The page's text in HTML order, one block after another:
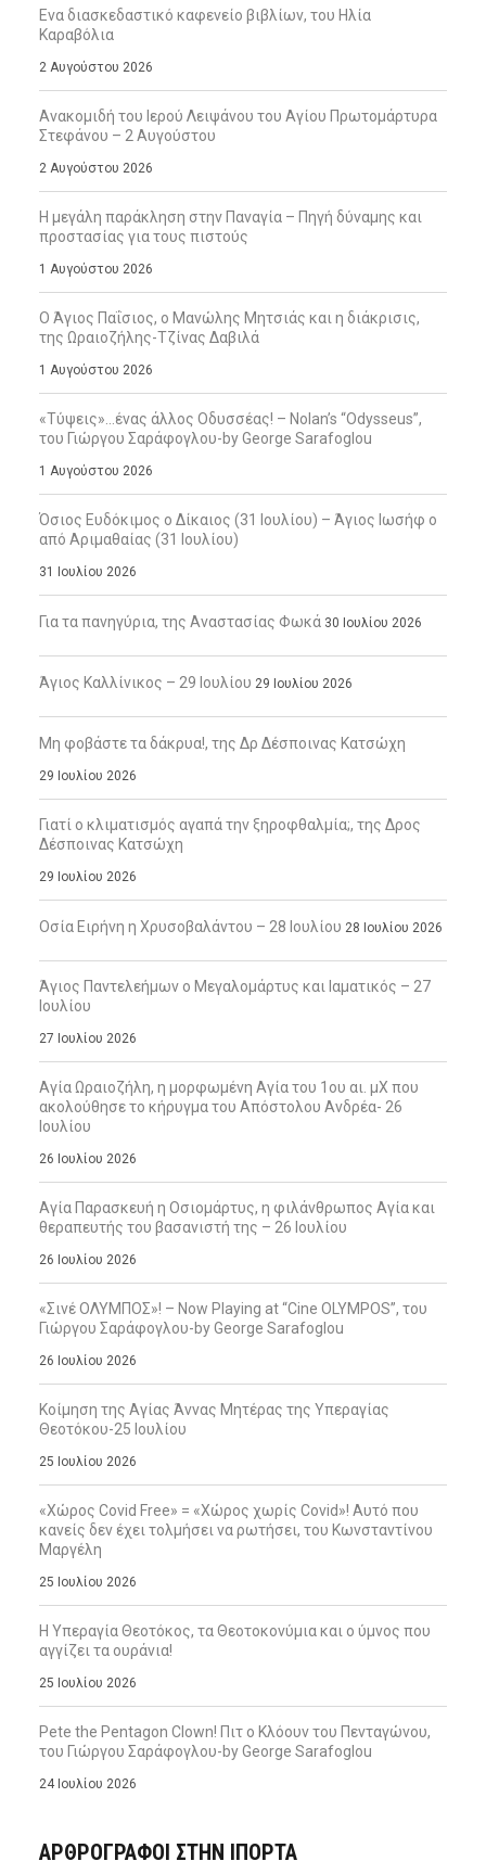
Ενα διασκεδαστικό καφενείο βιβλίων, του Ηλία
Καραβόλια
2 Αυγούστου 2026
Ανακομιδή του Ιερού Λειψάνου του Αγίου Πρωτομάρτυρα
Στεφάνου – 2 Αυγούστου
2 Αυγούστου 2026
Η μεγάλη παράκληση στην Παναγία – Πηγή δύναμης και
προστασίας για τους πιστούς
1 Αυγούστου 2026
Ο Άγιος Παΐσιος, ο Μανώλης Μητσιάς και η διάκρισις,
της Ωραιοζήλης-Τζίνας Δαβιλά
1 Αυγούστου 2026
«Τύψεις»…ένας άλλος Οδυσσέας! – Nolan’s “Odysseus”,
του Γιώργου Σαράφογλου-by George Sarafoglou
1 Αυγούστου 2026
Όσιος Ευδόκιμος ο Δίκαιος (31 Ιουλίου) – Άγιος Ιωσήφ ο
από Αριμαθαίας (31 Ιουλίου)
31 Ιουλίου 2026
Για τα πανηγύρια, της Αναστασίας Φωκά 30 Ιουλίου 2026
Άγιος Καλλίνικος – 29 Ιουλίου 29 Ιουλίου 2026
Μη φοβάστε τα δάκρυα!, της Δρ Δέσποινας Κατσώχη
29 Ιουλίου 2026
Γιατί ο κλιματισμός αγαπά την ξηροφθαλμία;, της Δρος
Δέσποινας Κατσώχη
29 Ιουλίου 2026
Οσία Ειρήνη η Χρυσοβαλάντου – 28 Ιουλίου 28 Ιουλίου 2026
Άγιος Παντελεήμων ο Μεγαλομάρτυς και Ιαματικός – 27
Ιουλίου
27 Ιουλίου 2026
Αγία Ωραιοζήλη, η μορφωμένη Αγία του 1ου αι. μΧ που
ακολούθησε το κήρυγμα του Απόστολου Ανδρέα- 26
Ιουλίου
26 Ιουλίου 2026
Αγία Παρασκευή η Οσιομάρτυς, η φιλάνθρωπος Αγία και
θεραπευτής του βασανιστή της – 26 Ιουλίου
26 Ιουλίου 2026
«Σινέ ΟΛΥΜΠΟΣ»! – Now Playing at “Cine OLYMPOS”, του
Γιώργου Σαράφογλου-by George Sarafoglou
26 Ιουλίου 2026
Κοίμηση της Αγίας Άννας Μητέρας της Υπεραγίας
Θεοτόκου-25 Ιουλίου
25 Ιουλίου 2026
«Χώρος Covid Free» = «Χώρος χωρίς Covid»! Αυτό που
κανείς δεν έχει τολμήσει να ρωτήσει, του Κωνσταντίνου
Μαργέλη
25 Ιουλίου 2026
Η Υπεραγία Θεοτόκος, τα Θεοτοκονύμια και ο ύμνος που
αγγίζει τα ουράνια!
25 Ιουλίου 2026
Pete the Pentagon Clown! Πιτ ο Κλόουν του Πενταγώνου,
του Γιώργου Σαράφογλου-by George Sarafoglou
24 Ιουλίου 2026
ΑΡΘΡΟΓΡΑΦΟΙ ΣΤΗΝ IΠΟΡΤΑ